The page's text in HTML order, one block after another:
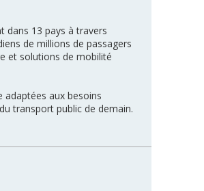
dans 13 pays à travers
de millions de passagers
et solutions de mobilité
aux besoins
transport public de demain.